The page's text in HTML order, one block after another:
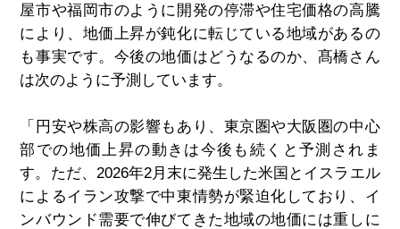
屋市や福岡市のように開発の停滞や住宅価格の高騰
により、地価上昇が鈍化に転じている地域があるの
も事実です。今後の地価はどうなるのか、髙橋さん
は次のように予測しています。
「円安や株高の影響もあり、東京圏や大阪圏の中心
部での地価上昇の動きは今後も続くと予測されま
す。ただ、2026年2月末に発生した米国とイスラエル
によるイラン攻撃で中東情勢が緊迫化しており、イ
ンバウンド需要で伸びてきた地域の地価には重しに